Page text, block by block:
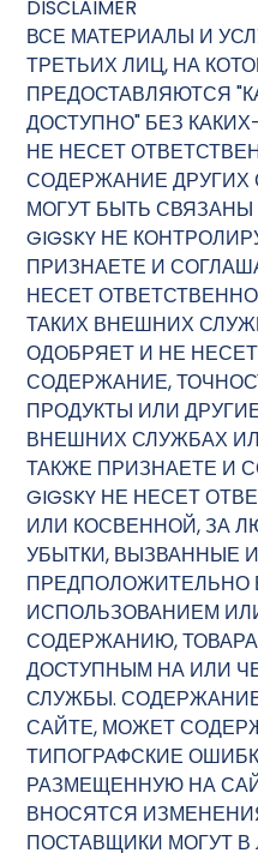
DISCLAIMER
ВСЕ МАТЕРИАЛЫ И
ТРЕТЬИХ ЛИЦ, НА
ПРЕДОСТАВЛЯЮТСЯ
ДОСТУПНО" БЕЗ
НЕ НЕСЕТ
СОДЕРЖАНИЕ ДРУГИХ
МОГУТ БЫТЬ
GIGSKY НЕ
ПРИЗНАЕТЕ И
НЕСЕТ
ТАКИХ ВНЕШНИХ
ОДОБРЯЕТ И НЕ
СОДЕРЖАНИЕ,
ПРОДУКТЫ ИЛИ
ВНЕШНИХ СЛУЖБАХ
ТАКЖЕ ПРИЗНАЕТЕ И
GIGSKY НЕ НЕСЕТ
ИЛИ КОСВЕННОЙ, ЗА
УБЫТКИ, ВЫЗВАННЫЕ
ПРЕДПОЛОЖИТЕЛЬНО
ИСПОЛЬЗОВАНИЕМ
СОДЕРЖАНИЮ,
ДОСТУПНЫМ НА ИЛИ
СЛУЖБЫ.
САЙТЕ, МОЖЕТ
ТИПОГРАФСКИЕ
РАЗМЕЩЕННУЮ НА
ВНОСЯТСЯ
ПОСТАВЩИКИ МОГУТ